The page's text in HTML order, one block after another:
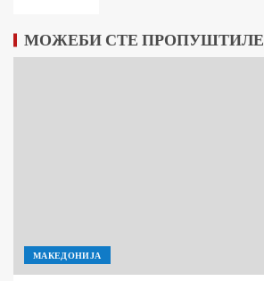
МОЖЕБИ СТЕ ПРОПУШТИЛЕ
МАКЕДОНИЈА